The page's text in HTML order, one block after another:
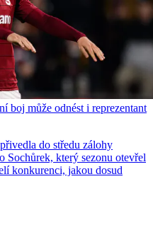
boj může odnést i reprezentant
do středu zálohy
Sochůrek, který sezonu otevřel
konkurenci, jakou dosud